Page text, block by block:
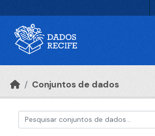
Conjuntos de dados